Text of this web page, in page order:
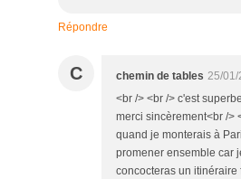
Répondre
C chemin de tables 25/01/
<br /> <br /> c'est
merci sincèrement<br />
quand je monterais à
promener ensemble car
concocteras un